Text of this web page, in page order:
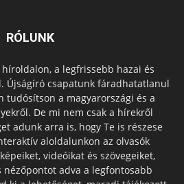
RÓLUNK
a legfrissebb hazai és
Újságíró csapatunk fáradhatatlanul
tudósítson a magyarországi és a
De mi nem csak a hírekről
adunk arra is, hogy Te is részese
aloldalunkon az olvasók
videóikat és szövegeiket,
nézőpontot adva a legfontosabb